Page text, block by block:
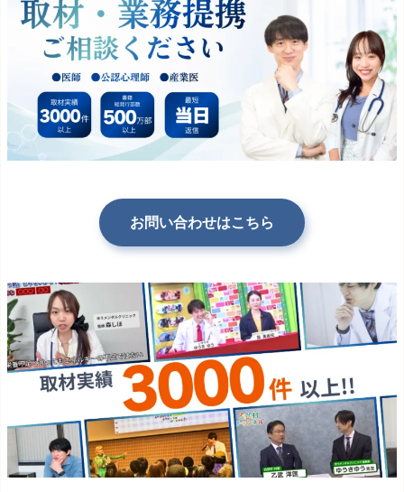
お問い合わせはこちら